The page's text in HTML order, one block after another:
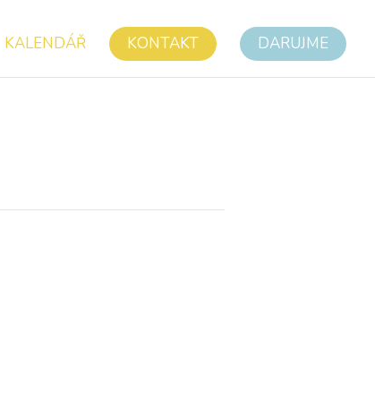
KALENDÁŘ KONTAKT DARUJME